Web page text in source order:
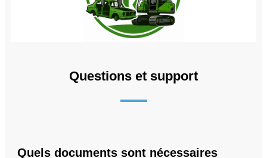
Questions et support
Quels documents sont nécessaires